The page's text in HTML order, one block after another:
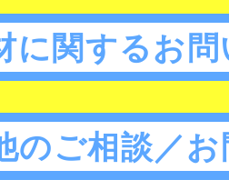
に関するお
のご相談／